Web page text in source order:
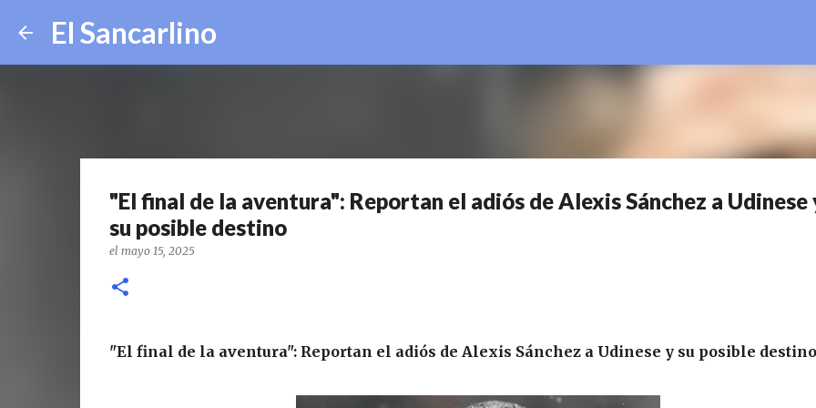
El Sancarlino
"El final de la aventura": Reportan el adiós de Alexis Sánchez a Udinese
su posible destino
el mayo 15, 2025
"El final de la aventura": Reportan el adiós de Alexis Sánchez a Udinese y su posible destino